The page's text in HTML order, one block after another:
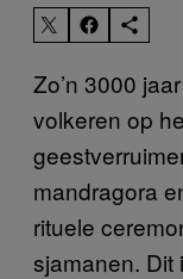
Zo’n 3000
volkeren op
mandragora
rituele
sjamanen. Dit